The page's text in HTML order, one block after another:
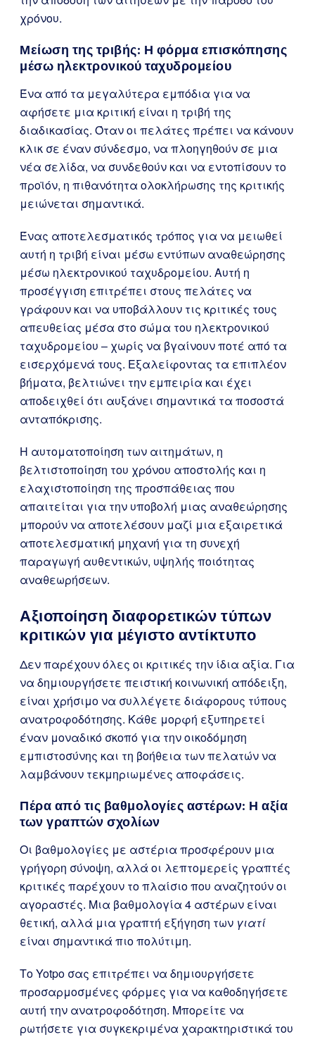
χρόνου.
Μείωση της τριβής: Η φόρμα επισκόπησης
μέσω ηλεκτρονικού ταχυδρομείου
Ένα από τα μεγαλύτερα εμπόδια για να
αφήσετε μια κριτική είναι η τριβή της
διαδικασίας. Όταν οι πελάτες πρέπει να κάνουν
κλικ σε έναν σύνδεσμο, να πλοηγηθούν σε μια
νέα σελίδα, να συνδεθούν και να εντοπίσουν το
προϊόν, η πιθανότητα ολοκλήρωσης της κριτικής
μειώνεται σημαντικά.
Ένας αποτελεσματικός τρόπος για να μειωθεί
αυτή η τριβή είναι μέσω εντύπων αναθεώρησης
μέσω ηλεκτρονικού ταχυδρομείου. Αυτή η
προσέγγιση επιτρέπει στους πελάτες να
γράφουν και να υποβάλλουν τις κριτικές τους
απευθείας μέσα στο σώμα του ηλεκτρονικού
ταχυδρομείου – χωρίς να βγαίνουν ποτέ από τα
εισερχόμενά τους. Εξαλείφοντας τα επιπλέον
βήματα, βελτιώνει την εμπειρία και έχει
αποδειχθεί ότι αυξάνει σημαντικά τα ποσοστά
ανταπόκρισης.
Η αυτοματοποίηση των αιτημάτων, η
βελτιστοποίηση του χρόνου αποστολής και η
ελαχιστοποίηση της προσπάθειας που
απαιτείται για την υποβολή μιας αναθεώρησης
μπορούν να αποτελέσουν μαζί μια εξαιρετικά
αποτελεσματική μηχανή για τη συνεχή
παραγωγή αυθεντικών, υψηλής ποιότητας
αναθεωρήσεων.
Αξιοποίηση διαφορετικών τύπων
κριτικών για μέγιστο αντίκτυπο
Δεν παρέχουν όλες οι κριτικές την ίδια αξία. Για
να δημιουργήσετε πειστική κοινωνική απόδειξη,
είναι χρήσιμο να συλλέγετε διάφορους τύπους
ανατροφοδότησης. Κάθε μορφή εξυπηρετεί
έναν μοναδικό σκοπό για την οικοδόμηση
εμπιστοσύνης και τη βοήθεια των πελατών να
λαμβάνουν τεκμηριωμένες αποφάσεις.
Πέρα από τις βαθμολογίες αστέρων: Η αξία
των γραπτών σχολίων
Οι βαθμολογίες με αστέρια προσφέρουν μια
γρήγορη σύνοψη, αλλά οι λεπτομερείς γραπτές
κριτικές παρέχουν το πλαίσιο που αναζητούν οι
αγοραστές. Μια βαθμολογία 4 αστέρων είναι
θετική, αλλά μια γραπτή εξήγηση των γιατί
είναι σημαντικά πιο πολύτιμη.
Το Yotpo σας επιτρέπει να δημιουργήσετε
προσαρμοσμένες φόρμες για να καθοδηγήσετε
αυτή την ανατροφοδότηση. Μπορείτε να
ρωτήσετε για συγκεκριμένα χαρακτηριστικά του